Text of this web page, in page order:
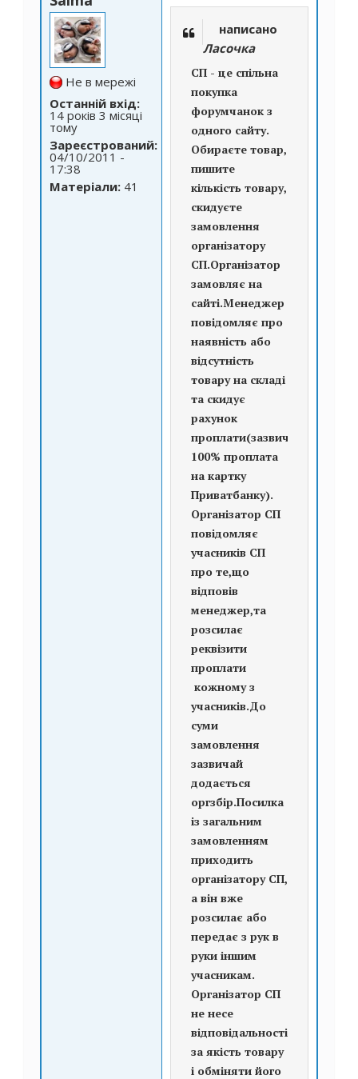
Не в мережі
Останній вхід:
14 років 3 місяці
тому
Зареєстрований:
04/10/2011 -
17:38
Матеріали: 41
написано
Ласочка
СП - це спільна
покупка
форумчанок з
одного сайту.
Обираєте товар,
пишите
кількість товару,
скидуєте
замовлення
організатору
СП.Організатор
замовляє на
сайті.Менеджер
повідомляє про
наявність або
відсутність
товару на складі
та скидує
рахунок
проплати(зазвичай
100% проплата
на картку
Приватбанку).
Організатор СП
повідомляє
учасників СП
про те,що
відповів
менеджер,та
розсилає
реквізити
проплати
кожному з
учасників.До
суми
замовлення
зазвичай
додається
оргзбір.Посилка
із загальним
замовленням
приходить
організатору СП,
а він вже
розсилає або
передає з рук в
руки іншим
учасникам.
Організатор СП
не несе
відповідальності
за якість товару
і обміняти його